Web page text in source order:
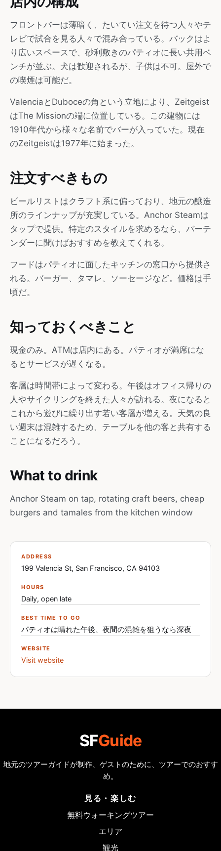
フロントバーは薄暗く、たいてい注文を待つ人々やテ
レビで試合を見る人々で混み合っている。バックはよ
り広いスペースで、砂利敷きのパティオに長い共用ベ
ンチが並ぶ。犬は歓迎されるが、子供は不可。屋外で
の喫煙は可能だ。
ValenciaとDuboceの角という立地により、Zeitgeist
はThe Missionの端に位置している。この建物には
1910年代から様々な名前でバーが入っていた。現在
のZeitgeistは1977年に始まった。
注文すべきもの
ビールリストはクラフト系に偏っており、地元の醸造
所のラインナップが充実している。Anchor Steamは
タップで提供。特定のスタイルを求めるなら、バーテ
ンダーに聞けばおすすめを教えてくれる。
フードはパティオに面したキッチンの窓口から提供さ
れる。バーガー、タマレ、ソーセージなど。価格は手
頃だ。
知っておくべきこと
現金のみ。ATMは店内にある。パティオが満席にな
るとサービスが遅くなる。
客層は時間帯によって変わる。午後はオフィス帰りの
人やサイクリングを終えた人々が訪れる。夜になると
これから遊びに繰り出す若い客層が増える。天気の良
い週末は混雑するため、テーブルを他の客と共有する
ことになるだろう。
What to drink
Anchor Steam on tap, rotating craft beers, cheap
burgers and tamales from the kitchen window
ADDRESS
199 Valencia St, San Francisco, CA 94103
HOURS
Daily, open late
BEST TIME TO GO
パティオは晴れた午後、夜間の混雑を狙うなら深夜
WEBSITE
Visit website
SFGuide
地元のツアーガイドが制作、ゲストのために、ツアーでのおすす
め。
見る・楽しむ
無料ウォーキングツアー
エリア
観光